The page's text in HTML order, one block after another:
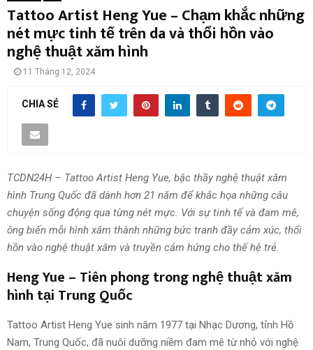
Tattoo Artist Heng Yue – Chạm khắc những
nét mực tinh tế trên da và thổi hồn vào
nghệ thuật xăm hình
11 Tháng 12, 2024
CHIA SẺ
TCDN24H – Tattoo Artist Heng Yue, bậc thầy nghệ thuật xăm
hình Trung Quốc đã dành hơn 21 năm để khắc họa những câu
chuyện sống động qua từng nét mực. Với sự tinh tế và đam mê,
ông biến mỗi hình xăm thành những bức tranh đầy cảm xúc, thổi
hồn vào nghệ thuật xăm và truyền cảm hứng cho thế hệ trẻ.
Heng Yue – Tiên phong trong nghệ thuật xăm
hình tại Trung Quốc
Tattoo Artist Heng Yue sinh năm 1977 tại Nhạc Dương, tỉnh Hồ
Nam, Trung Quốc, đã nuôi dưỡng niềm đam mê từ nhỏ với nghệ